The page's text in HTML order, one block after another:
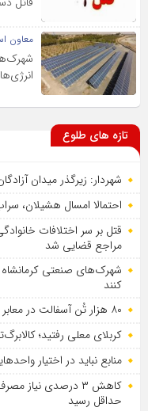
معاون
تازه های طلوع
شهردار: زیرگذر میدان
احتمالا امسال هشیلان،
قتل بر سر اختلافات
مراجع قضایی شد
شهرک‌های صنعتی کرمانشاه
کنند
۸۰ هزار تُن آسفالت در معابر شهری کرمانشاه اجرا شد
کربلای معلی رفتید؛
منابع نباید در اختیار
کاهش ۳ درصدی
حداقل رسید